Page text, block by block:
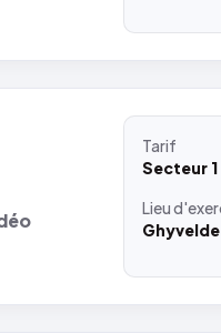
Tarif
Secteur 1
Lieu